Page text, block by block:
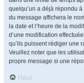
quelqu’un a déjà répondu
du message affichera le
la date et l’heure de la
d’une modification
qu’ils puissent rédiger une
Veuillez noter que les
propre message si une
Haut